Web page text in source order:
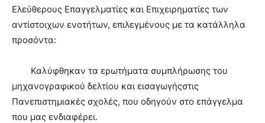
Ελεύθερους Επαγγελματίες και Επιχειρηματίες των
αντίστοιχων ενοτήτων, επιλεγμένους με τα κατάλληλα
προσόντα:
Καλύφθηκαν τα ερωτήματα συμπλήρωσης του
μηχανογραφικού δελτίου και εισαγωγήςστις
Πανεπιστημιακές σχολές, που οδηγούν στο επάγγελμα
που μας ενδιαφέρει.